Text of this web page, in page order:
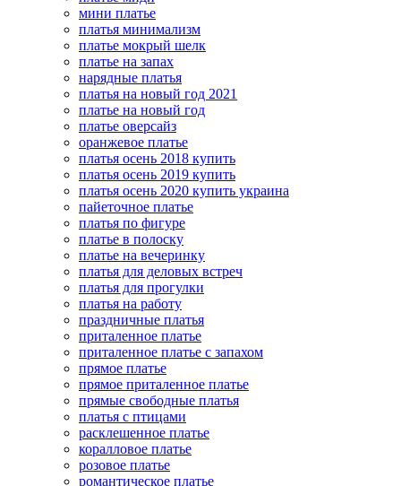
мини платье
платья минимализм
платье мокрый шелк
платье на запах
нарядные платья
платья на новый год 2021
платье на новый год
платье оверсайз
оранжевое платье
платья осень 2018 купить
платья осень 2019 купить
платья осень 2020 купить украина
пайеточное платье
платья по фигуре
платье в полоску
платье на вечеринку
платья для деловых встреч
платья для прогулки
платья на работу
праздничные платья
приталенное платье
приталенное платье с запахом
прямое платье
прямое приталенное платье
прямые свободные платья
платья с птицами
расклешенное платье
коралловое платье
розовое платье
романтическое платье